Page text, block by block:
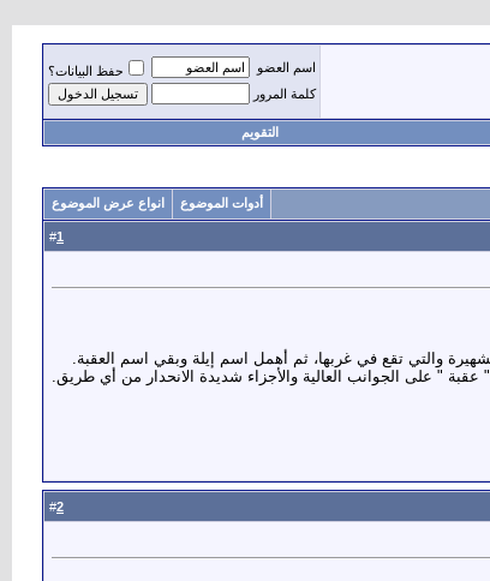
اسم العضو
حفظ البيانات؟
كلمة المرور
التقويم
أدوات الموضوع انواع عرض الموضوع
1
والتي تقع في غربها، ثم أهمل اسم إيلة وبقي اسم العقبة.
" على الجوانب العالية والأجزاء شديدة الانحدار من أي طريق.
2